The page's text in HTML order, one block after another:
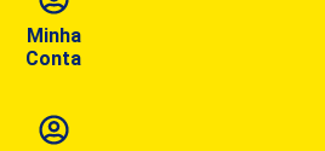
Minha
Conta